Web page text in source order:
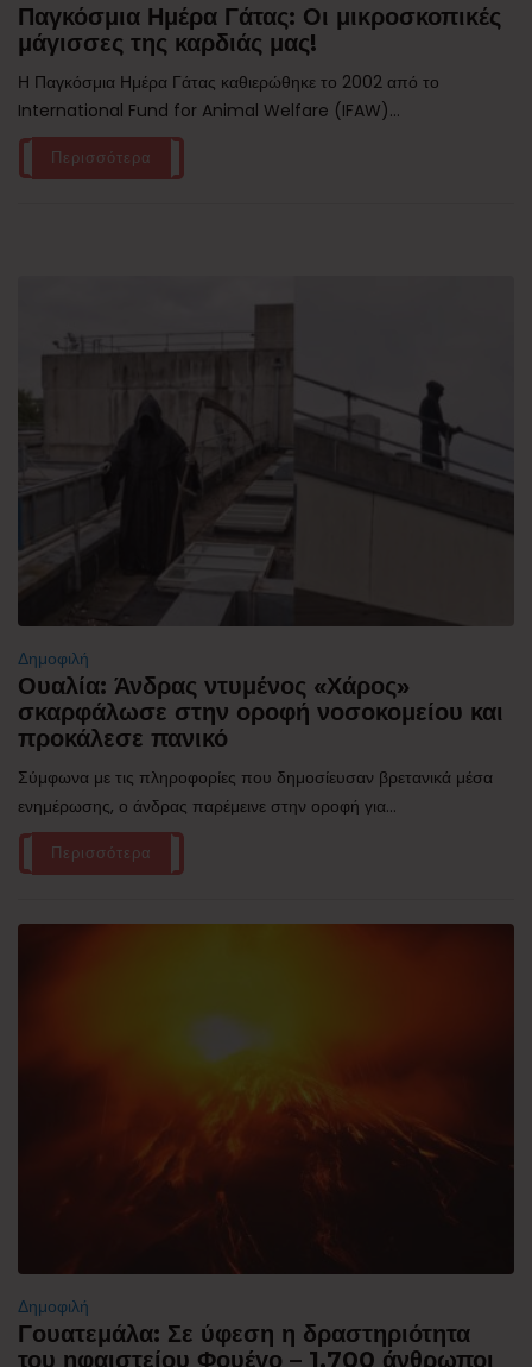
Παγκόσμια Ημέρα Γάτας: Οι μικροσκοπικές
μάγισσες της καρδιάς μας!
Η Παγκόσμια Ημέρα Γάτας καθιερώθηκε το 2002 από το
International Fund for Animal Welfare (IFAW)...
Περισσότερα
Δημοφιλή
Ουαλία: Άνδρας ντυμένος «Χάρος»
σκαρφάλωσε στην οροφή νοσοκομείου και
προκάλεσε πανικό
Σύμφωνα με τις πληροφορίες που δημοσίευσαν βρετανικά μέσα
ενημέρωσης, ο άνδρας παρέμεινε στην οροφή για...
Περισσότερα
Δημοφιλή
Γουατεμάλα: Σε ύφεση η δραστηριότητα
του ηφαιστείου Φουέγο – 1.700 άνθρωποι